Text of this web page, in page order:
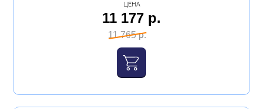
лоредо Эра
ЦЕНА
11 177 р.
11 765 р.